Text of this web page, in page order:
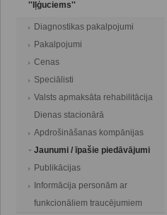
''Iļģuciems''
Diagnostikas pakalpojumi
Pakalpojumi
Cenas
Speciālisti
Valsts apmaksāta rehabilitācija
Dienas stacionārā
Apdrošināšanas kompānijas
Jaunumi / īpašie piedāvājumi
Publikācijas
Informācija personām ar
funkcionāliem traucējumiem